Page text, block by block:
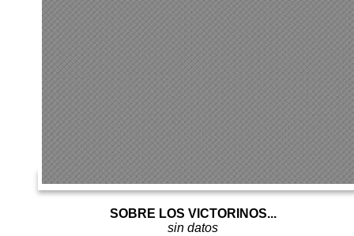
SOBRE LOS VICTORINOS...
sin datos